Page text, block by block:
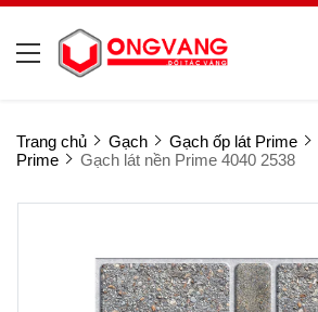
Trang chủ Gạch Gạch ốp lát Prime
Prime
Gạch lát nền Prime 4040 2538